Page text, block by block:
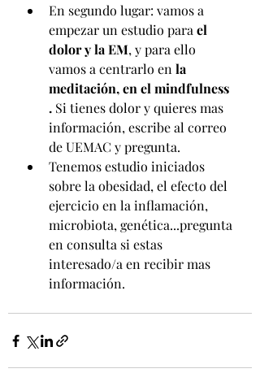
En segundo lugar: vamos a
empezar un estudio para el
dolor y la EM, y para ello
vamos a centrarlo en la
meditación, en el mindfulness
. Si tienes dolor y quieres mas
información, escribe al correo
de UEMAC y pregunta.
Tenemos estudio iniciados
sobre la obesidad, el efecto del
ejercicio en la inflamación,
microbiota, genética...pregunta
en consulta si estas
interesado/a en recibir mas
información.